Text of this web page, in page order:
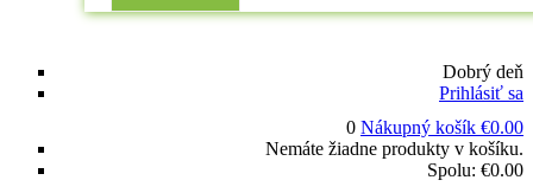
Dobrý deň
Prihlásiť sa
0 Nákupný košík €0.00
Nemáte žiadne produkty v košíku.
Spolu: €0.00